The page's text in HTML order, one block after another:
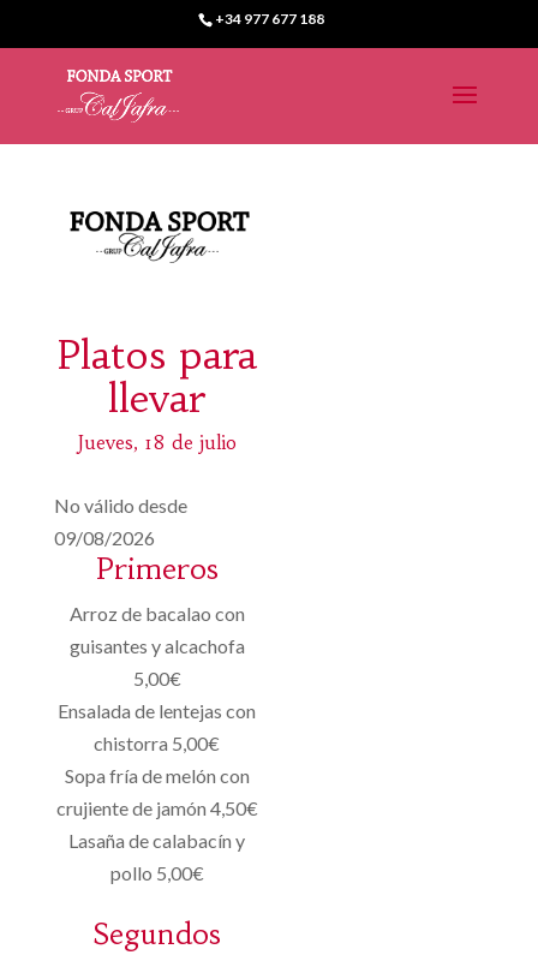
+34 977 677 188
Platos para
llevar
Jueves, 18 de julio
No válido desde
09/08/2026
Primeros
Arroz de bacalao con
guisantes y alcachofa
5,00€
Ensalada de lentejas con
chistorra 5,00€
Sopa fría de melón con
crujiente de jamón 4,50€
Lasaña de calabacín y
pollo 5,00€
Segundos